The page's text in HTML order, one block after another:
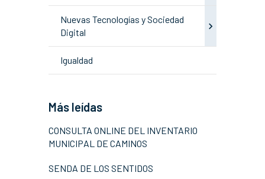
Nuevas Tecnologías y Sociedad
Digital
Igualdad
Más leídas
CONSULTA ONLINE DEL INVENTARIO
MUNICIPAL DE CAMINOS
SENDA DE LOS SENTIDOS